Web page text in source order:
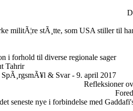
militÃ¦re stÃ¸tte, som USA stiller til
i forhold til diverse regionale sager
Tahrir
SpÃ¸rgsmÃ¥l & Svar - 9. april 2017
Refleksioner
seneste nye i forbindelse med